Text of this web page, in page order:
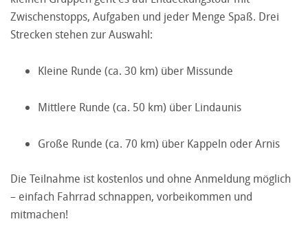
Zwischenstopps, Aufgaben und jeder Menge Spaß. Drei
Strecken stehen zur Auswahl:
Kleine Runde (ca. 30 km) über Missunde
Mittlere Runde (ca. 50 km) über Lindaunis
Große Runde (ca. 70 km) über Kappeln oder Arnis
Die Teilnahme ist kostenlos und ohne Anmeldung möglich
– einfach Fahrrad schnappen, vorbeikommen und
mitmachen!